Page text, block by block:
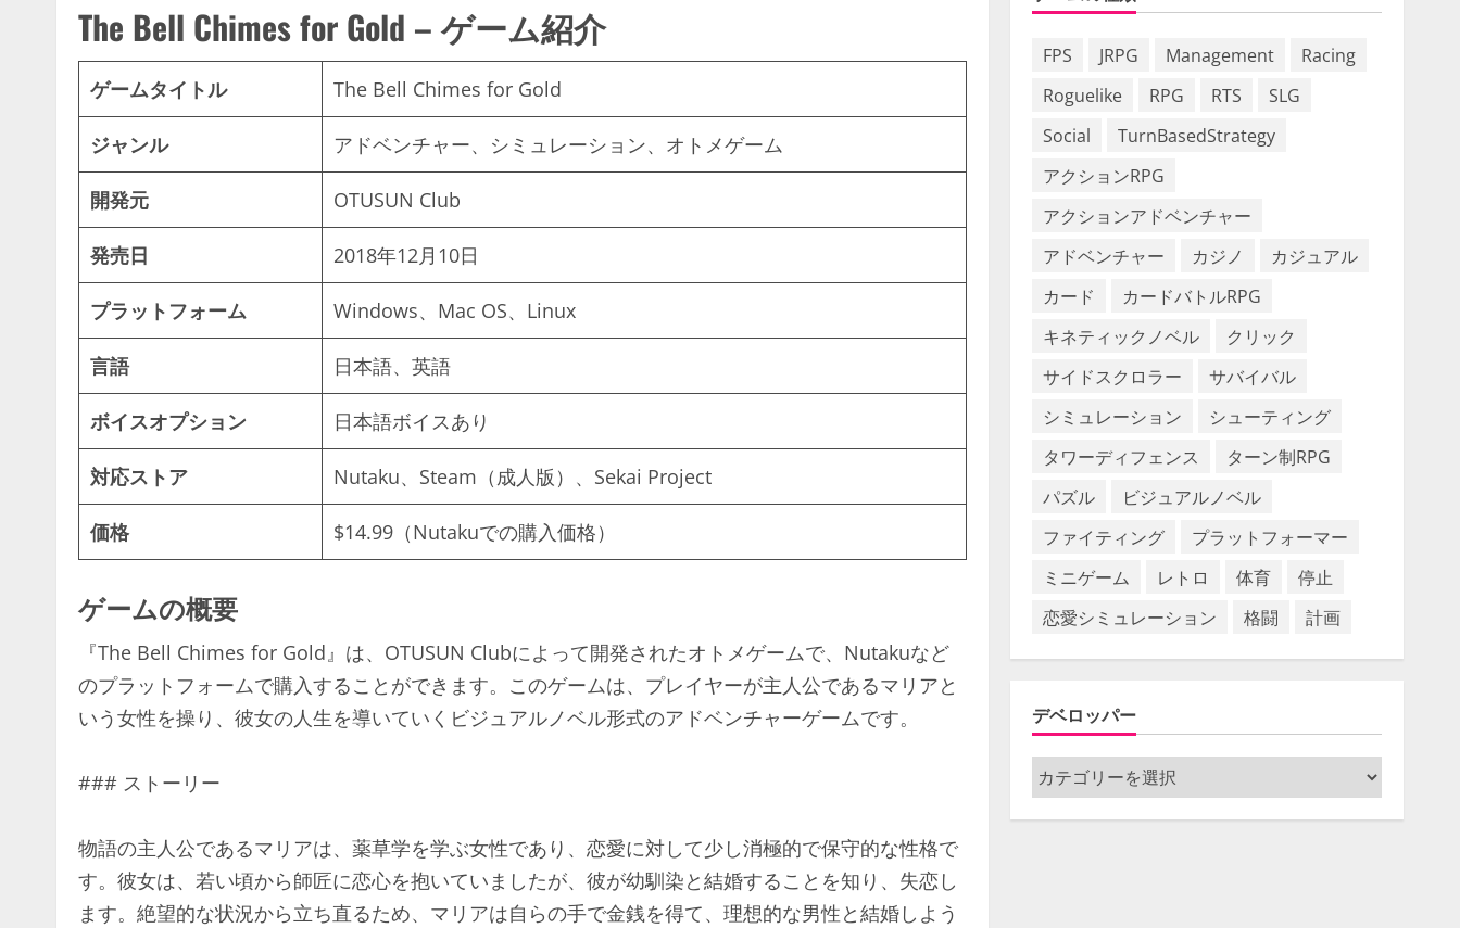
The Bell Chimes for Gold – ゲーム紹介
ゲームタイトル The Bell Chimes for Gold
ジャンル アドベンチャー、シミュレーション、オトメゲーム
開発元 OTUSUN Club
発売日 2018年12月10日
プラットフォーム Windows、Mac OS、Linux
言語 日本語、英語
ボイスオプション 日本語ボイスあり
対応ストア Nutaku、Steam（成人版）、Sekai Project
価格 $14.99（Nutakuでの購入価格）
ゲームの概要
『The Bell Chimes for Gold』は、OTUSUN Clubによって開発されたオトメゲームで、Nutakuなど
のプラットフォームで購入することができます。このゲームは、プレイヤーが主人公であるマリアと
いう女性を操り、彼女の人生を導いていくビジュアルノベル形式のアドベンチャーゲームです。
### ストーリー
物語の主人公であるマリアは、薬草学を学ぶ女性であり、恋愛に対して少し消極的で保守的な性格で
す。彼女は、若い頃から師匠に恋心を抱いていましたが、彼が幼馴染と結婚することを知り、失恋し
ます。絶望的な状況から立ち直るため、マリアは自らの手で金銭を得て、理想的な男性と結婚しよう
FPS JRPG Management
Racing
Roguelike
RPG RTS
SLG
Social
TurnBasedStrategy
アクションRPG
アクションアドベンチャー
アドベンチャー
カジノ
カジュアル
カード
カードバトルRPG
キネティックノベル
クリック
サイドスクロラー
サバイバル
シミュレーション
シューティング
タワーディフェンス
ターン制RPG
パズル
ビジュアルノベル
ファイティング
プラットフォーマー
ミニゲーム
レトロ 体育
停止
恋愛シミュレーション
格闘 計画
デベロッパー
デ
ベ